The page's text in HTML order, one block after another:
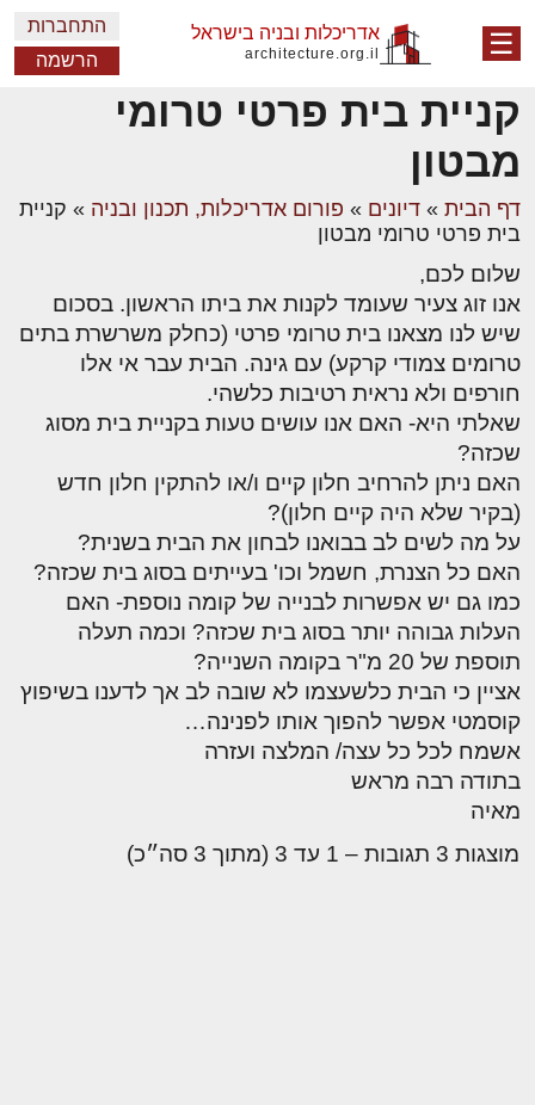
☰ אדריכלות ובניה בישראל
architecture.org.il
התחברות
הרשמה
קניית בית פרטי טרומי
מבטון
דף הבית » דיונים » פורום אדריכלות, תכנון ובניה » קניית
בית פרטי טרומי מבטון
שלום לכם,
אנו זוג צעיר שעומד לקנות את ביתו הראשון. בסכום
שיש לנו מצאנו בית טרומי פרטי (כחלק משרשרת בתים
טרומים צמודי קרקע) עם גינה. הבית עבר אי אלו
חורפים ולא נראית רטיבות כלשהי.
שאלתי היא- האם אנו עושים טעות בקניית בית מסוג
שכזה?
האם ניתן להרחיב חלון קיים ו/או להתקין חלון חדש
(בקיר שלא היה קיים חלון)?
על מה לשים לב בבואנו לבחון את הבית בשנית?
האם כל הצנרת, חשמל וכו' בעייתים בסוג בית שכזה?
כמו גם יש אפשרות לבנייה של קומה נוספת- האם
העלות גבוהה יותר בסוג בית שכזה? וכמה תעלה
תוספת של 20 מ"ר בקומה השנייה?
אציין כי הבית כלשעצמו לא שובה לב אך לדענו בשיפוץ
קוסמטי אפשר להפוך אותו לפנינה…
אשמח לכל כל עצה/ המלצה ועזרה
בתודה רבה מראש
מאיה
מוצגות 3 תגובות – 1 עד 3 (מתוך 3 סה״כ)